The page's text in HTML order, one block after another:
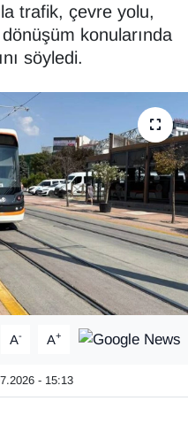
trafik, çevre yolu,
konularında
söyledi.
A- A+
- 15:13